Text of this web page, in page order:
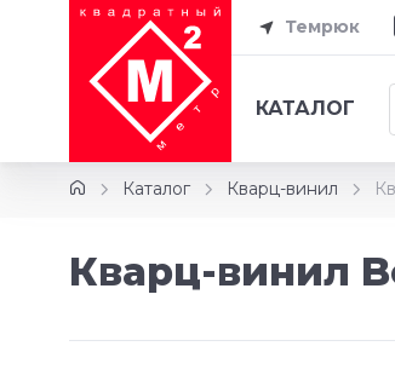
Темрюк
КАТАЛОГ
Каталог Кварц-винил
Кварц-винил